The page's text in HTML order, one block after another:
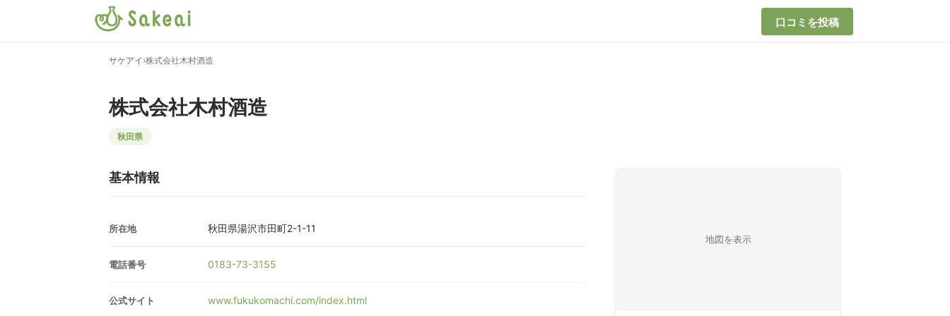
口コミを投稿
サケアイ ›株式会社木村酒造
株式会社木村酒造
秋田県
基本情報
所在地 秋田県湯沢市田町2-1-11
電話番号 0183-73-3155
公式サイト www.fukukomachi.com/index.html
地図を表示